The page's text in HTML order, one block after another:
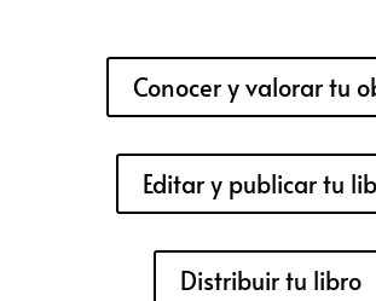
Conocer y valorar tu
Editar y publicar tu
Distribuir tu libro